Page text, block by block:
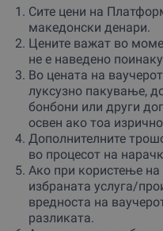
Сите цени на
македонски денари.
Цените важат во
не е наведено
Во цената на
луксузно пакување,
бонбони или други
освен ако тоа
Дополнителните
во процесот на
Ако при користење на
избраната услуга/
вредноста на
разликата.